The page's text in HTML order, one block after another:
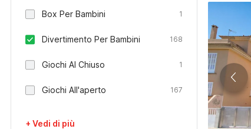
Box Per Bambini 1
Divertimento Per Bambini 168
Giochi Al Chiuso 1
Giochi All'aperto 167
+ Vedi di più